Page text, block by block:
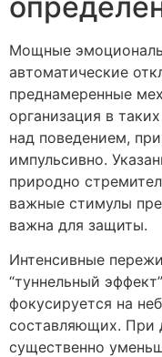
Мощные
автоматические
преднамеренные
организация в
над поведением,
импульсивно.
природно
важные стимулы
важна для защиты.
Интенсивные
“туннельный
фокусируется на
составляющих. При
существенно